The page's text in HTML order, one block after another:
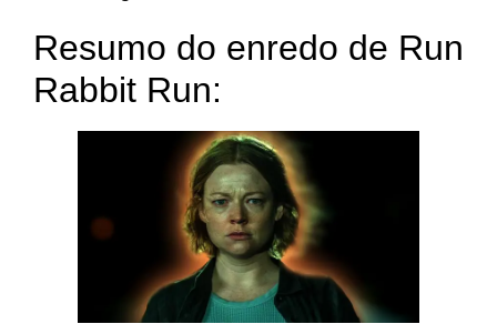
Resumo do enredo de Run
Rabbit Run: